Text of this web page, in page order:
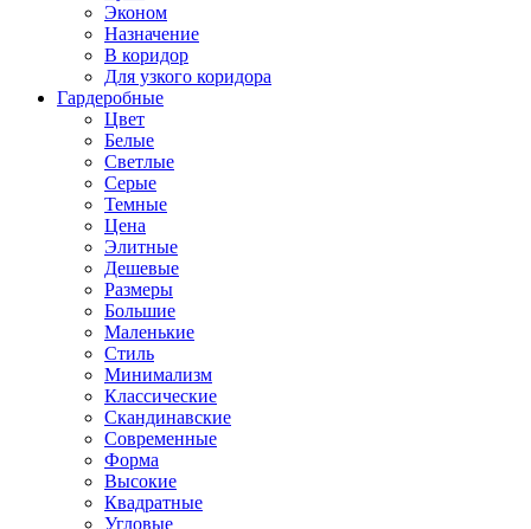
Эконом
Назначение
В коридор
Для узкого коридора
Гардеробные
Цвет
Белые
Светлые
Серые
Темные
Цена
Элитные
Дешевые
Размеры
Большие
Маленькие
Стиль
Минимализм
Классические
Скандинавские
Современные
Форма
Высокие
Квадратные
Угловые